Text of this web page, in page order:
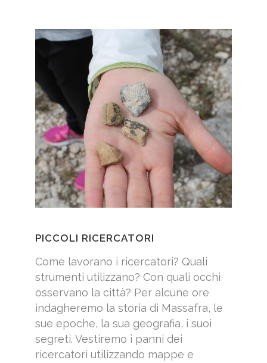
PICCOLI RICERCATORI
Come lavorano i ricercatori? Quali
strumenti utilizzano? Con quali occhi
osservano la città? Per alcune ore
indagheremo la storia di Massafra, le
sue epoche, la sua geografia, i suoi
segreti. Vestiremo i panni dei
ricercatori utilizzando mappe e